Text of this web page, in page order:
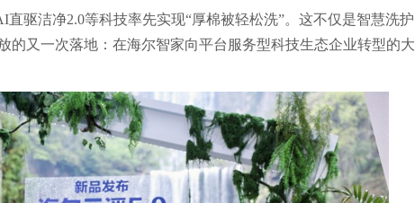
直驱洁净2.0等科技率先实现“厚棉被轻松洗”。这不仅是智慧洗护
的又一次落地：在海尔智家向平台服务型科技生态企业转型的大